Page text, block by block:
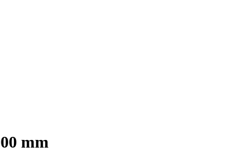
mm